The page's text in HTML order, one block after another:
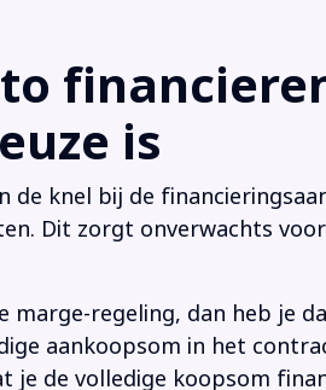
is
knel bij de
Dit zorgt onverwachts
marge-regeling, dan heb je
aankoopsom in het
de volledige koopsom